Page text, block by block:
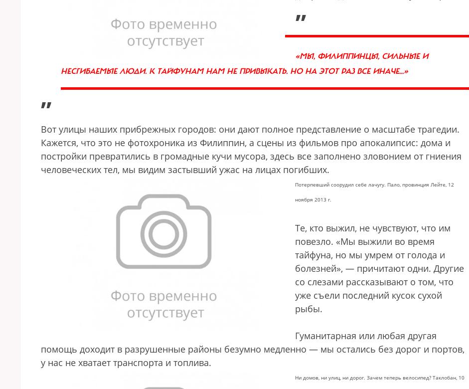
„
«МЫ, ФИЛИППИНЦЫ, СИЛЬНЫЕ И
НЕСГИБАЕМЫЕ ЛЮДИ. К ТАЙФУНАМ НАМ НЕ ПРИВЫКАТЬ. НО НА ЭТОТ РАЗ ВСЕ ИНАЧЕ...»
”
Вот улицы наших прибрежных городов: они дают полное представление о масштабе трагедии.
Кажется, что это не фотохроника из Филиппин, а сцены из фильмов про апокалипсис: дома и
постройки превратились в громадные кучи мусора, здесь все заполнено зловонием от гниения
человеческих тел, мы видим застывший ужас на лицах погибших.
Потерпевший соорудил себе лачугу. Пало, провинция Лейте, 12
ноября 2013 г.
Те, кто выжил, не чувствуют, что им
повезло. «Мы выжили во время
тайфуна, но мы умрем от голода и
болезней», — причитают одни. Другие
со слезами рассказывают о том, что
уже съели последний кусок сухой
рыбы.
Гуманитарная или любая другая
помощь доходит в разрушенные районы безумно медленно — мы остались без дорог и портов,
у нас не хватает транспорта и топлива.
Ни домов, ни улиц, ни дорог. Зачем теперь велосипед? Таклобан, 10